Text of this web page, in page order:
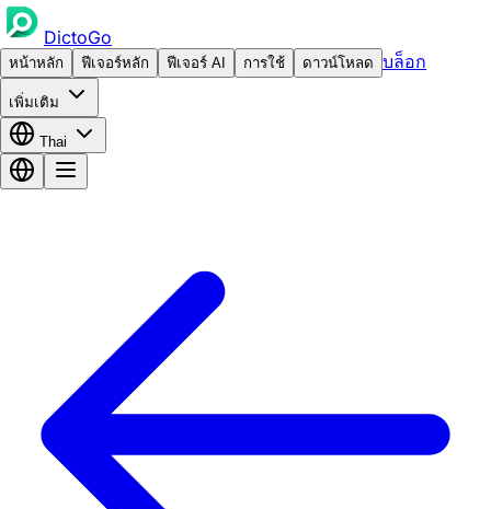
DictoGo
หน้าหลัก ฟีเจอร์หลัก ฟีเจอร์ AI การใช้ ดาวน์โหลด บล็อก
เพิ่มเติม
Thai